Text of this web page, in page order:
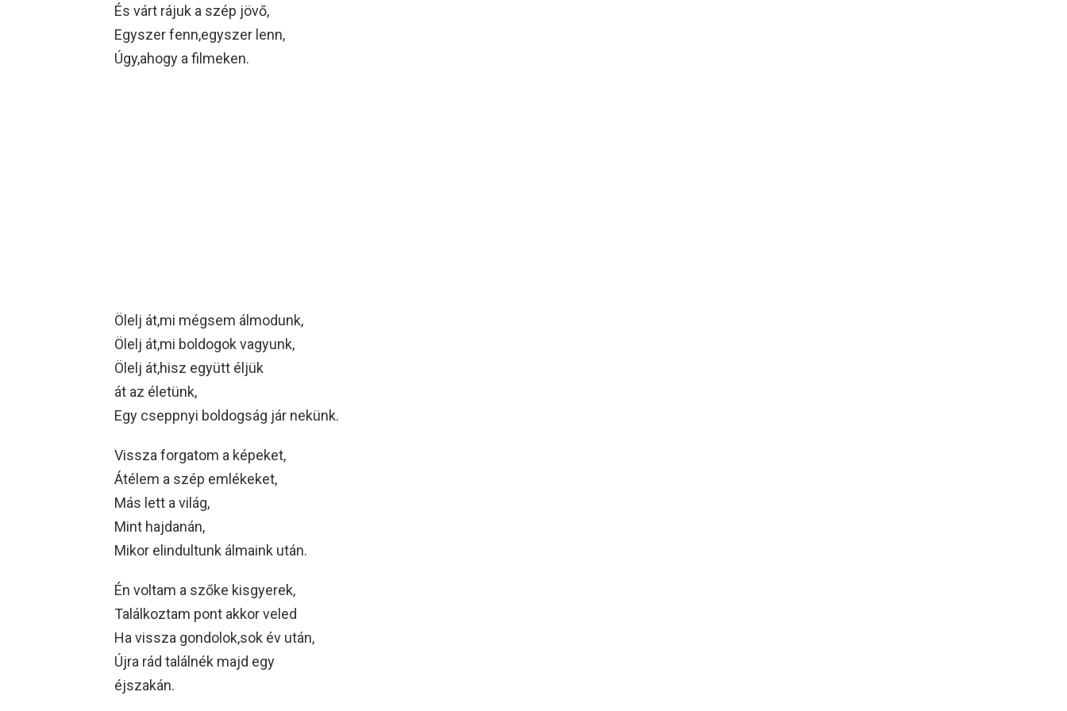
És várt rájuk a szép jövő,
Egyszer fenn,egyszer lenn,
Úgy,ahogy a filmeken.
Ölelj át,mi mégsem álmodunk,
Ölelj át,mi boldogok vagyunk,
Ölelj át,hisz együtt éljük
át az életünk,
Egy cseppnyi boldogság jár nekünk.
Vissza forgatom a képeket,
Átélem a szép emlékeket,
Más lett a világ,
Mint hajdanán,
Mikor elindultunk álmaink után.
Én voltam a szőke kisgyerek,
Találkoztam pont akkor veled
Ha vissza gondolok,sok év után,
Újra rád találnék majd egy
éjszakán.